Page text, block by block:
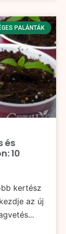
PALÁNTÁK
és
10
kertész
az új